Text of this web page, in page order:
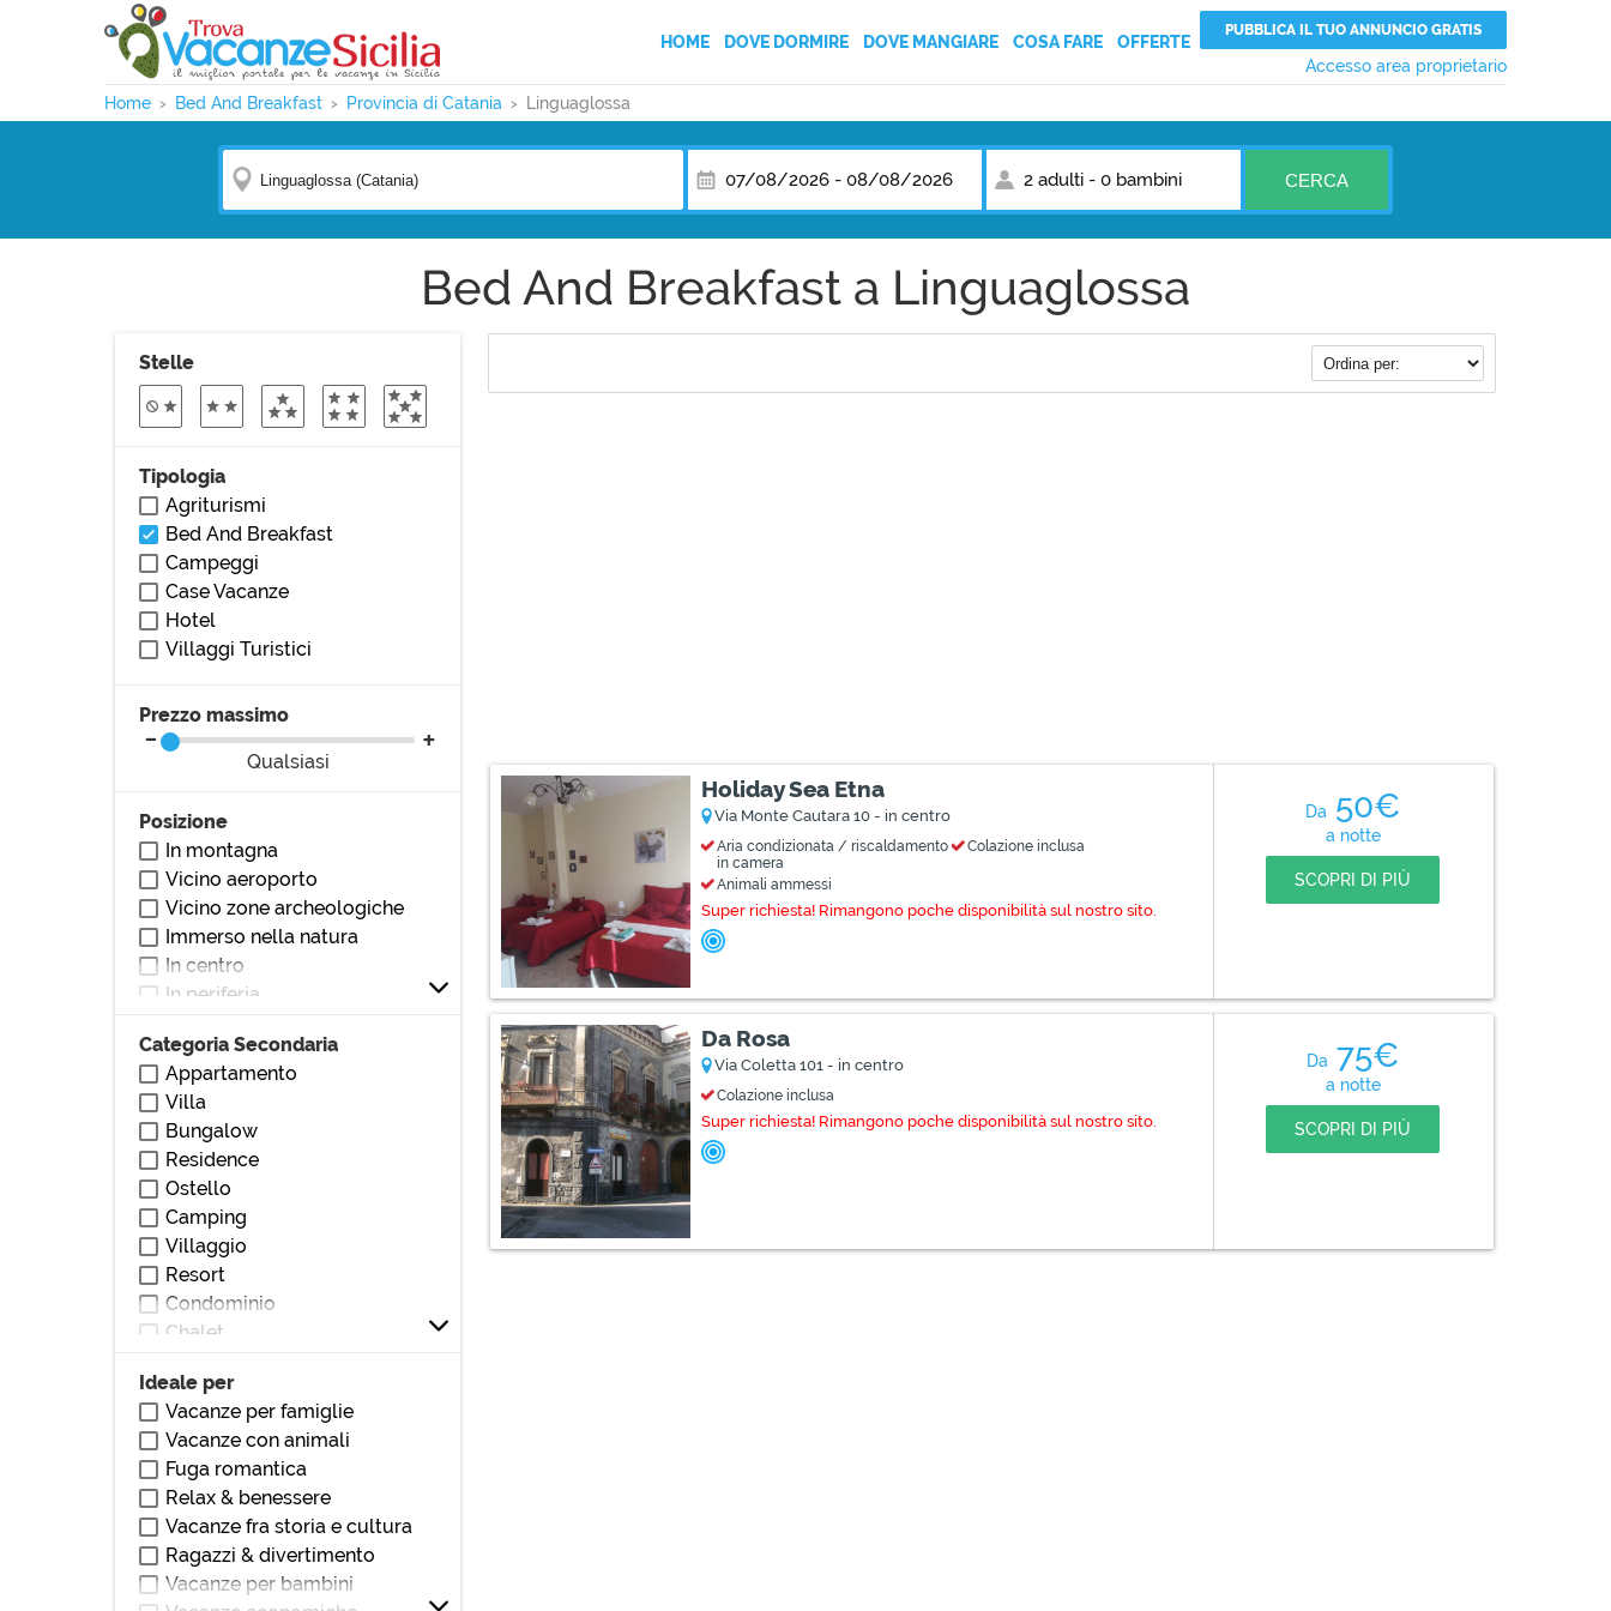
HOME DOVE DORMIRE
CASE VACANZA
HOTEL
DOVE MANGIARE COSA FARE
OFFERTE
Accesso area proprietario
PUBBLICA IL TUO ANNUNCIO GRATIS
Home Bed And Breakfast Provincia di Catania Linguaglossa
07/08/2026- 08/08/2026 2 adulti -0 bambini CERCA
Bed And Breakfast a Linguaglossa
Holiday Sea Etna
Via Monte Cautara 10 - in centro
Aria condizionata / riscaldamento
in camera
Colazione inclusa
Animali ammessi
Super richiesta! Rimangono poche disponibilità sul nostro sito.
Da 50€
a notte
SCOPRI DI PIÙ
Da Rosa
Via Coletta 101 - in centro
Colazione inclusa
Super richiesta! Rimangono poche disponibilità sul nostro sito.
Da 75€
a notte
SCOPRI DI PIÙ
Stelle
Tipologia
Agriturismi
Bed And Breakfast
Campeggi
Case Vacanze
Hotel
Villaggi Turistici
Prezzo massimo
Qualsiasi
Posizione
In montagna
Vicino aeroporto
Vicino zone archeologiche
Immerso nella natura
In centro
In periferia
Vicino al lago
Vicino stazione
Vicino parchi/giardini
Vicino bar/ristoranti
Vicino club/discoteche
Vicino stadio
Vicino ospedali/cliniche
Vicino monumenti/zone di
interesse
Vicino università
Vicino centri commerciali
Vicino teatri/cinema
Categoria Secondaria
Appartamento
Villa
Bungalow
Residence
Ostello
Camping
Villaggio
Resort
Condominio
Chalet
Loft
Villetta a schiera
Dormitorio
Affittacamere
Locanda
Pensione
Dimora storica
Masseria
Ideale per
Vacanze per famiglie
Vacanze con animali
Fuga romantica
Relax & benessere
Vacanze fra storia e cultura
Ragazzi & divertimento
Vacanze per bambini